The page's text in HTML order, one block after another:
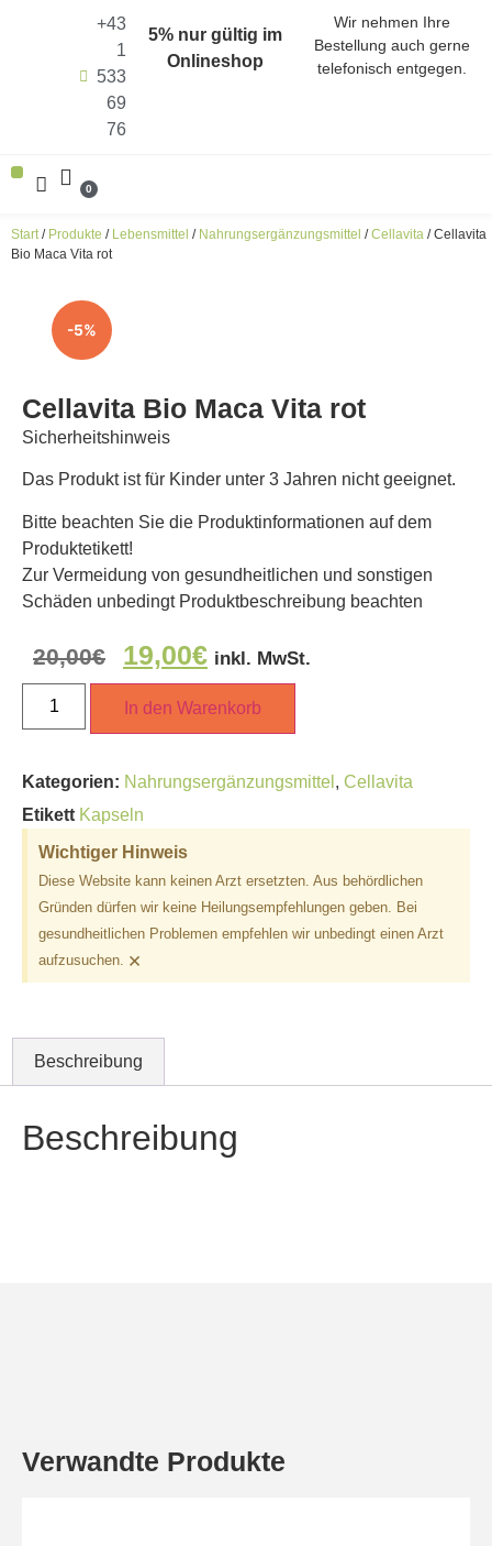
5% nur gültig im
Onlineshop
Wir nehmen Ihre
Bestellung auch gerne
telefonisch entgegen.
+43
1
533
69
76
0
Start/ Produkte / Lebensmittel / Nahrungsergänzungsmittel /Cellavita / Cellavita
Bio Maca Vita rot
-5%
Cellavita Bio Maca Vita rot
Sicherheitshinweis
Das Produkt ist für Kinder unter 3 Jahren nicht geeignet.
Bitte beachten Sie die Produktinformationen auf dem
Produktetikett!
Zur Vermeidung von gesundheitlichen und sonstigen
Schäden unbedingt Produktbeschreibung beachten
20,00€ 19,00€ inkl. MwSt.
In den Warenkorb
Kategorien: Nahrungsergänzungsmittel , Cellavita
Etikett Kapseln
Wichtiger Hinweis
Diese Website kann keinen Arzt ersetzten. Aus behördlichen
Gründen dürfen wir keine Heilungsempfehlungen geben. Bei
gesundheitlichen Problemen empfehlen wir unbedingt einen Arzt
aufzusuchen. ×
Beschreibung
Beschreibung
Verwandte Produkte